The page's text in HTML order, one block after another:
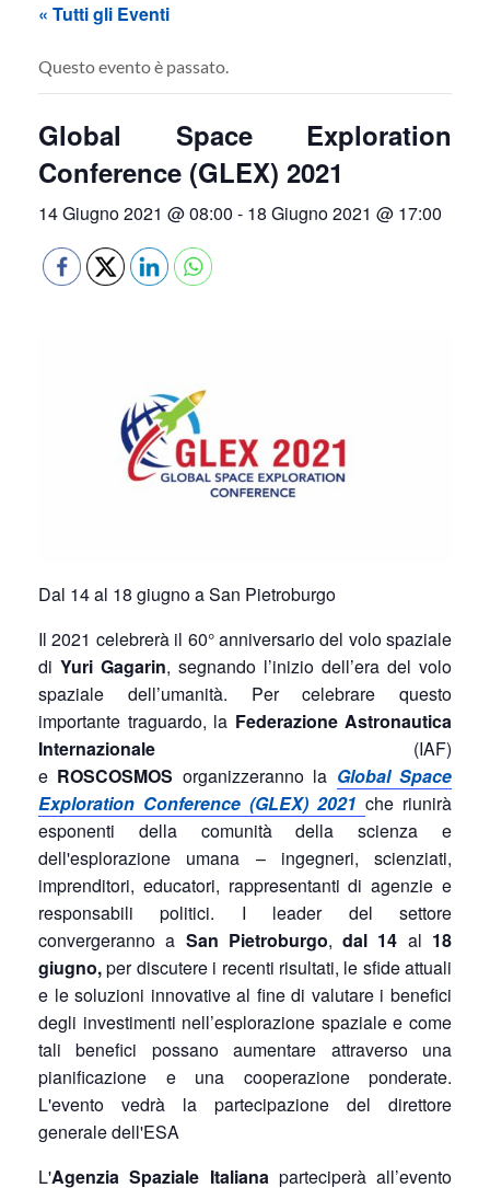
« Tutti gli Eventi
Questo evento è passato.
Global Space Exploration
Conference (GLEX) 2021
14 Giugno 2021 @ 08:00 - 18 Giugno 2021 @ 17:00
Dal 14 al 18 giugno a San Pietroburgo
Il 2021 celebrerà il 60° anniversario del volo spaziale
di Yuri Gagarin, segnando l’inizio dell’era del volo
spaziale dell’umanità. Per celebrare questo
importante traguardo, la Federazione Astronautica
Internazionale (IAF)
e ROSCOSMOS organizzeranno la Global Space
Exploration Conference (GLEX) 2021 che riunirà
esponenti della comunità della scienza e
dell'esplorazione umana – ingegneri, scienziati,
imprenditori, educatori, rappresentanti di agenzie e
responsabili politici. I leader del settore
convergeranno a San Pietroburgo,dal 14 al 18
giugno,per discutere i recenti risultati, le sfide attuali
e le soluzioni innovative al fine di valutare i benefici
degli investimenti nell’esplorazione spaziale e come
tali benefici possano aumentare attraverso una
pianificazione e una cooperazione ponderate.
L'evento vedrà la partecipazione del direttore
generale dell'ESA
L'Agenzia Spaziale Italiana parteciperà all’evento